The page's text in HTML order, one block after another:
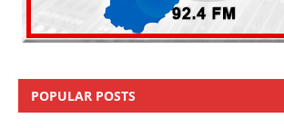
POPULAR POSTS